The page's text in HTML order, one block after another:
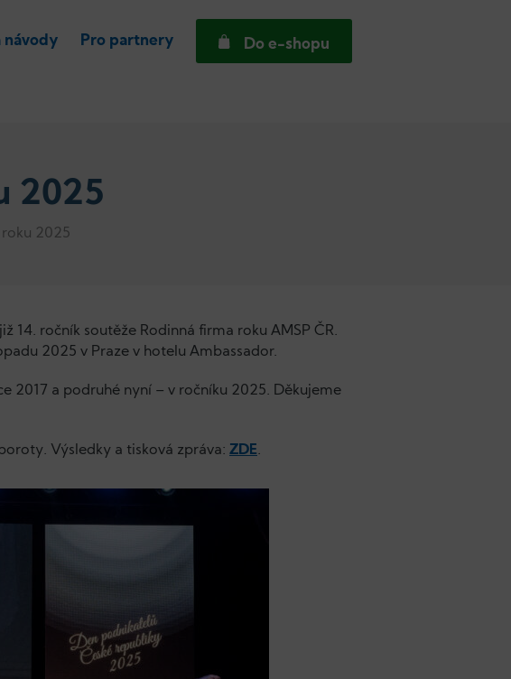
návody Pro partnery Do e-shopu
2025
2025
14. ročník soutěže Rodinná firma roku AMSP ČR.
2025 v Praze v hotelu Ambassador.
2017 a podruhé nyní – v ročníku 2025. Děkujeme
Výsledky a tisková zpráva: ZDE.